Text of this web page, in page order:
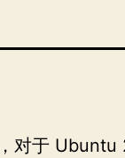
对于 Ubuntu